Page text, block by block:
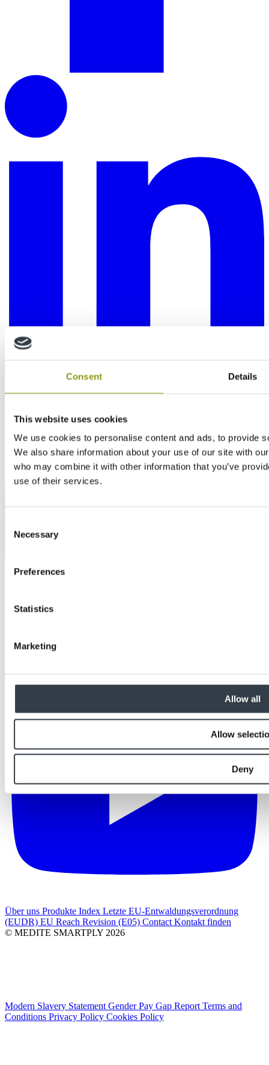
Consent Details
This website uses cookies
We use cookies to personalise content and ads, to provide
We also share information about your use of our site with
who may combine it with other information that you’ve
use of their services.
Selection
Necessary
Preferences
Statistics
Marketing
Allow all
Allow
Deny
Über uns Produkte Index Letzte EU-Entwaldungsverordnung
(EUDR) EU Reach Revision (E05) Contact Kontakt finden
© MEDITE SMARTPLY 2026
Modern Slavery Statement Gender Pay Gap Report Terms and
Conditions Privacy Policy Cookies Policy